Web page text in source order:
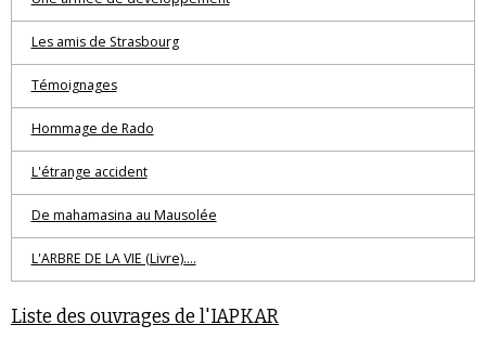
Les amis de Strasbourg
Témoignages
Hommage de Rado
L'étrange accident
De mahamasina au Mausolée
L'ARBRE DE LA VIE (Livre)....
Liste des ouvrages de l'IAPKAR